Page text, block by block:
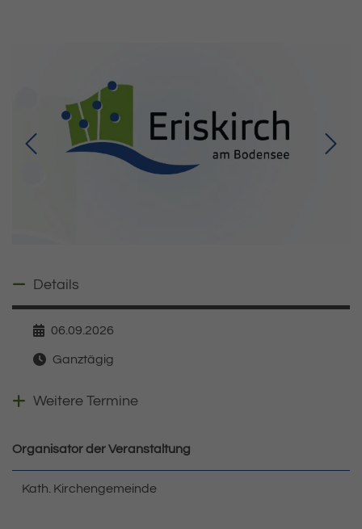
Details ausblenden
Details
Datum
06.09.2026
Zeit
Ganztägig
Weitere Veranstaltungen anzeigen
Weitere Termine
Organisator der Veranstaltung
Kath. Kirchengemeinde